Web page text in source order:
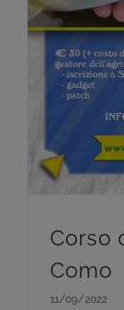
Corso
Como
11/09/2022